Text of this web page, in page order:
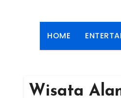
HOME
Wisata